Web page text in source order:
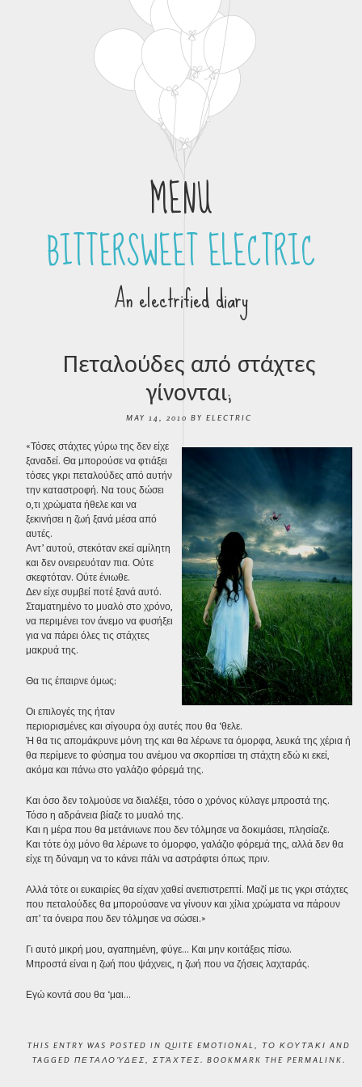
MENU
Skip to contentBITTERSWEET ELECTRIC
An electrified diary
Πεταλούδες από στάχτες
γίνονται;
MAY 14, 2010 BY ELECTRIC
«Τόσες στάχτες γύρω της δεν είχε
ξαναδεί. Θα μπορούσε να φτιάξει
τόσες γκρι πεταλούδες από αυτήν
την καταστροφή. Να τους δώσει
ο,τι χρώματα ήθελε και να
ξεκινήσει η ζωή ξανά μέσα από
αυτές.
Αντ’ αυτού, στεκόταν εκεί αμίλητη
και δεν ονειρευόταν πια. Ούτε
σκεφτόταν. Ούτε ένιωθε.
Δεν είχε συμβεί ποτέ ξανά αυτό.
Σταματημένο το μυαλό στο χρόνο,
να περιμένει τον άνεμο να φυσήξει
για να πάρει όλες τις στάχτες
μακρυά της.
Θα τις έπαιρνε όμως;
Οι επιλογές της ήταν
περιορισμένες και σίγουρα όχι αυτές που θα ‘θελε.
Ή θα τις απομάκρυνε μόνη της και θα λέρωνε τα όμορφα, λευκά της χέρια ή
θα περίμενε το φύσημα του ανέμου να σκορπίσει τη στάχτη εδώ κι εκεί,
ακόμα και πάνω στο γαλάζιο φόρεμά της.
Και όσο δεν τολμούσε να διαλέξει, τόσο ο χρόνος κύλαγε μπροστά της.
Τόσο η αδράνεια βίαζε το μυαλό της.
Και η μέρα που θα μετάνιωνε που δεν τόλμησε να δοκιμάσει, πλησίαζε.
Και τότε όχι μόνο θα λέρωνε το όμορφο, γαλάζιο φόρεμά της, αλλά δεν θα
είχε τη δύναμη να το κάνει πάλι να αστράφτει όπως πριν.
Αλλά τότε οι ευκαιρίες θα είχαν χαθεί ανεπιστρεπτί. Μαζί με τις γκρι στάχτες
που πεταλούδες θα μπορούσανε να γίνουν και χίλια χρώματα να πάρουν
απ’ τα όνειρα που δεν τόλμησε να σώσει.»
Γι αυτό μικρή μου, αγαπημένη, φύγε… Και μην κοιτάξεις πίσω.
Μπροστά είναι η ζωή που ψάχνεις, η ζωή που να ζήσεις λαχταράς.
Εγώ κοντά σου θα ‘μαι…
THIS ENTRY WAS POSTED IN QUITE EMOTIONAL ΤΟ ΚΟΥΤΆΚΙ AND
TAGGED ΠΕΤΑΛΟΎΔΕΣ ΣΤΆΧΤΕΣ. BOOKMARK THE PERMALINK .